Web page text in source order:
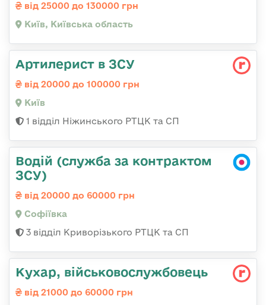
від 25000 до 130000 грн
Київ, Київська область
Артилерист в ЗСУ
від 20000 до 100000 грн
Київ
1 відділ Ніжинського РТЦК та СП
Водій (служба за контрактом
ЗСУ)
від 20000 до 60000 грн
Софіївка
3 відділ Криворізького РТЦК та СП
Кухар, військовослужбовець
від 21000 до 60000 грн